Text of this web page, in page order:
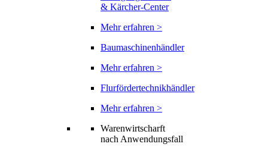
& Kärcher-Center
Mehr erfahren >
Baumaschinenhändler
Mehr erfahren >
Flurfördertechnikhändler
Mehr erfahren >
Warenwirtscharft
nach Anwendungsfall